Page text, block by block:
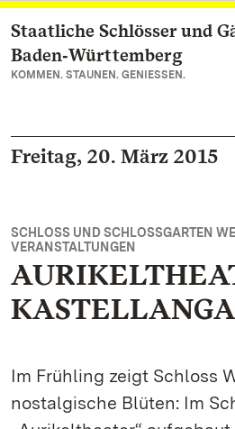
Zum Hauptinhalt springen
Staatliche Schlösser und
Baden‑Württemberg
KOMMEN. STAUNEN. GENIESSEN.
Freitag, 20. März 2015
SCHLOSS UND SCHLOSSGARTEN
VERANSTALTUNGEN
Im Frühling zeigt Schloss
nostalgische Blüten: Im